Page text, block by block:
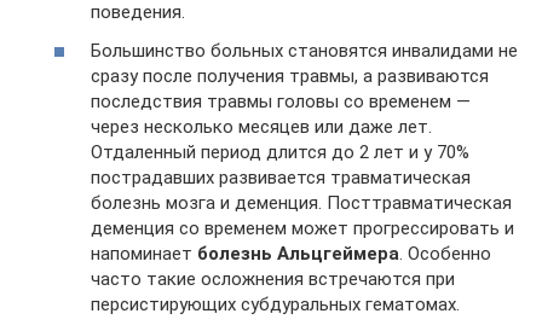
поведения.
Большинство больных становятся инвалидами не
сразу после получения травмы, а развиваются
последствия травмы головы со временем —
через несколько месяцев или даже лет.
Отдаленный период длится до 2 лет и у 70%
пострадавших развивается травматическая
болезнь мозга и деменция. Посттравматическая
деменция со временем может прогрессировать и
напоминает болезнь Альцгеймера. Особенно
часто такие осложнения встречаются при
персистирующих субдуральных гематомах.